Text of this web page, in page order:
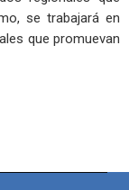
se trabajará en
que promuevan